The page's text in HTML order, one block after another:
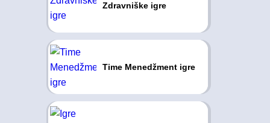
Zdravniške igre
Time Menedžment igre